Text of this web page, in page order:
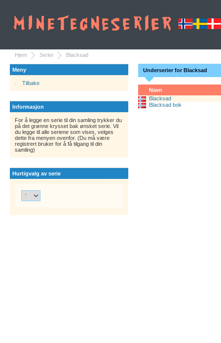
Hjem Serier Blacksad
Meny
Tilbake
Informasjon
For å legge en serie til din samling trykker du
på det grønne krysset bak ønsket serie. Vil
du legge til alle seriene som vises, velges
dette fra menyen ovenfor. (Du må være
registrert bruker for å få tilgang til din
samling)
Hurtigvalg av serie
Underserier for Blacksad
Navn
Blacksad
Blacksad bok